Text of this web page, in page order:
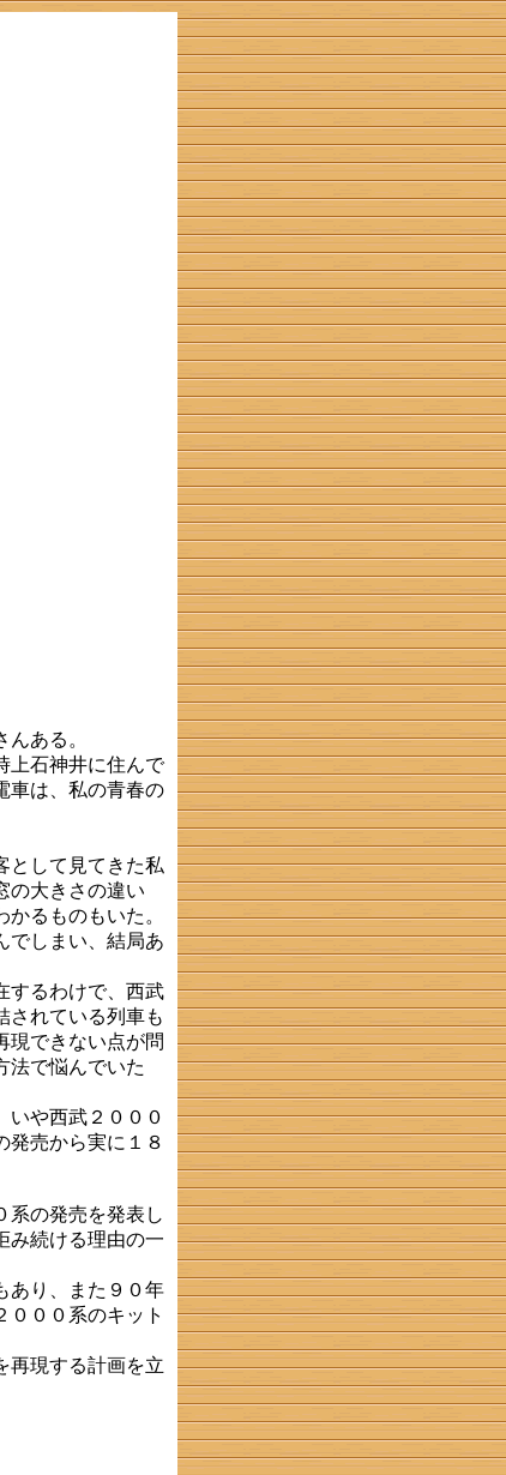
ある。
上石神井に住んで
車は、私の青春の
として見てきた私
の大きさの違い
るものもいた。
でしまい、結局あ
するわけで、西武
されている列車も
現できない点が問
法で悩んでいた
や西武２０００
発売から実に１８
系の発売を発表し
み続ける理由の一
あり、また９０年
０００系のキット
再現する計画を立